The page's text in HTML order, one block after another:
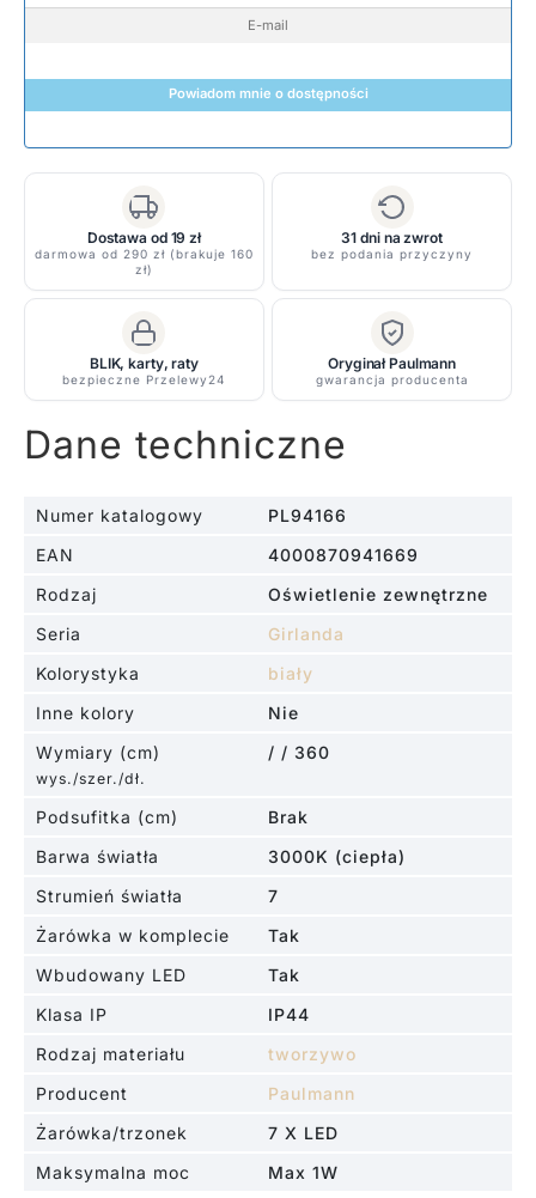
Powiadom mnie o dostępności
Dostawa od 19 zł
darmowa od 290 zł (brakuje 160
zł)
31 dni na zwrot
bez podania przyczyny
BLIK, karty, raty
bezpieczne Przelewy24
Oryginał Paulmann
gwarancja producenta
Dane techniczne
Numer katalogowy
PL94166
EAN
4000870941669
Rodzaj
Oświetlenie zewnętrzne
Seria
Girlanda
Kolorystyka
biały
Inne kolory
Nie
Wymiary (cm)
wys./szer./dł.
/ / 360
Podsufitka (cm)
Brak
Barwa światła
3000K (ciepła)
Strumień światła
7
Żarówka w komplecie
Tak
Wbudowany LED
Tak
Klasa IP
IP44
Rodzaj materiału
tworzywo
Producent
Paulmann
Żarówka/trzonek
7 X LED
Maksymalna moc
Max 1W